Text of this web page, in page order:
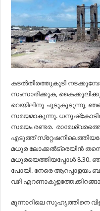
കടല്‍തീരത്തുകൂടി
സംസാരിക്കുക, കൈക്കൂലിക്കു
വെയിലിനു ചൂടുകൂടുന്നു,
സമയമാകുന്നു.
സമയം രണ്ടര.
എടുത്ത്
മധുര ലോക്കല്‍ട്രെയിന്‍
മധുരയെത്തിയപ്പോള്‍ 8.30.
പോയി. നേരെ ആറപ്പാളയം
വഴി
മൂന്നാറിലെ സുഹൃത്തിനെ